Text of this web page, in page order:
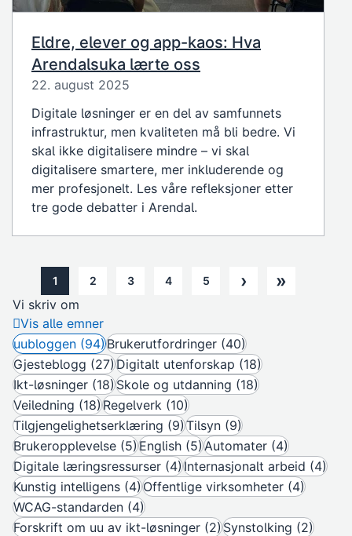
Eldre, elever og app-kaos: Hva
Arendalsuka lærte oss
22. august 2025
Digitale løsninger er en del av samfunnets
infrastruktur, men kvaliteten må bli bedre. Vi
skal ikke digitalisere mindre – vi skal
digitalisere smartere, mer inkluderende og
mer profesjonelt. Les våre refleksjoner etter
tre gode debatter i Arendal.
Noverande side
1
2
3
4
5
›
»
Vi skriv om
Vis alle emner
uubloggen (94)Brukerutfordringer (40)
Gjesteblogg (27)Digitalt utenforskap (18)
Ikt-løsninger (18)Skole og utdanning (18)
Veiledning (18)Regelverk (10)
Tilgjengelighetserklæring (9)Tilsyn (9)
Brukeropplevelse (5)English (5)Automater (4)
Digitale læringsressurser (4)Internasjonalt arbeid (4)
Kunstig intelligens (4)Offentlige virksomheter (4)
WCAG-standarden (4)
Forskrift om uu av ikt-løsninger (2)Synstolking (2)